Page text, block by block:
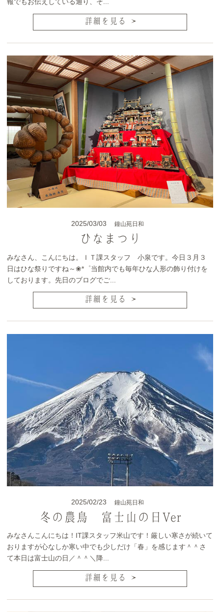
報でもお伝えしている通り、そ...
詳細を見る
2025/03/03 鐘山苑日和
ひなまつり
みなさん、こんにちは。ＩＴ課スタッフ 小泉です。今日３月３
日はひな祭りですね～❀*゜当館内でも毎年ひな人形の飾り付けを
しております。先日のブログでご...
詳細を見る
2025/02/23 鐘山苑日和
冬の農鳥 富士山の日Ver
みなさんこんにちは！IT課スタッフ米山です！厳しい寒さが続いて
おりますが心なしか寒い中でも少しだけ「春」を感じます＾＾さ
て本日は富士山の日／＾＾＼降...
詳細を見る